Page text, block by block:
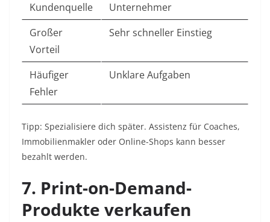
Kundenquelle
Unternehmer
Großer
Vorteil
Sehr schneller Einstieg
Häufiger
Fehler
Unklare Aufgaben
Tipp: Spezialisiere dich später. Assistenz für Coaches,
Immobilienmakler oder Online-Shops kann besser
bezahlt werden.
7. Print-on-Demand-
Produkte verkaufen